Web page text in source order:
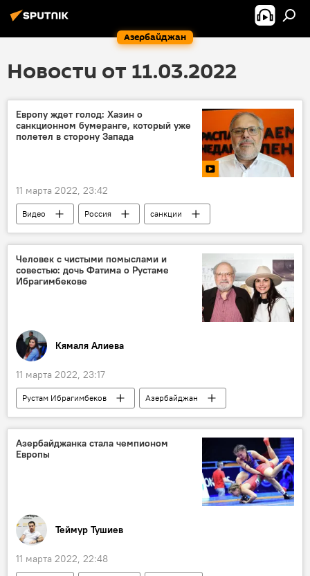
Азербайджан
Новости от 11.03.2022
Европу ждет голод: Хазин о
санкционном бумеранге, который уже
полетел в сторону Запада
11 марта 2022, 23:42
Видео Россия санкции
Человек с чистыми помыслами и
совестью: дочь Фатима о Рустаме
Ибрагимбекове
Кямаля Алиева
11 марта 2022, 23:17
Рустам Ибрагимбеков
Азербайджан
Россия
Азербайджанка стала чемпионом
Европы
Теймур Тушиев
11 марта 2022, 22:48